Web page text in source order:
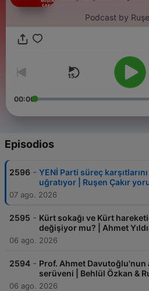
Podcast by
00:00
Episodios
2596 - YENİ Parti süreç karşıtlarını
uğratıyor | Ruşen Çakır
07 ago. 2026
2595 - Kürt sokağı ve Kürt
değişiyor mu? | Ahmet
06 ago. 2026
2594 - Prof. Ahmet Davutoğlu'nun
serüveni | Behlül Özkan &
06 ago. 2026